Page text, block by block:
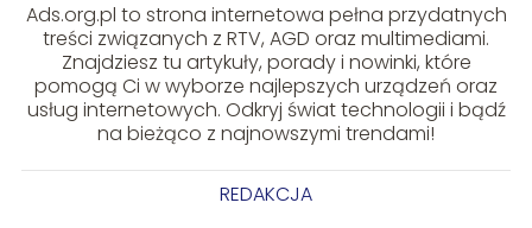
Ads.org.pl to strona internetowa pełna przydatnych
treści związanych z RTV, AGD oraz multimediami.
Znajdziesz tu artykuły, porady i nowinki, które
pomogą Ci w wyborze najlepszych urządzeń oraz
usług internetowych. Odkryj świat technologii i bądź
na bieżąco z najnowszymi trendami!
REDAKCJA